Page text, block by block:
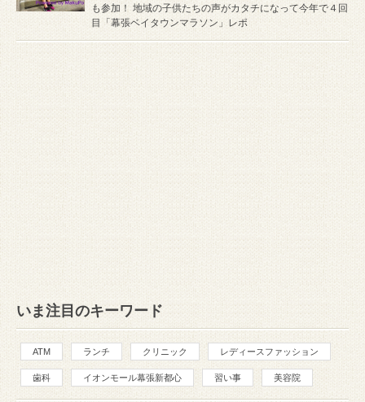
も参加！ 地域の子供たちの声がカタチになって今年で４回
目「幕張ベイタウンマラソン」レポ
いま注目のキーワード
ATM ランチ クリニック レディースファッション
歯科 イオンモール幕張新都心 習い事 美容院